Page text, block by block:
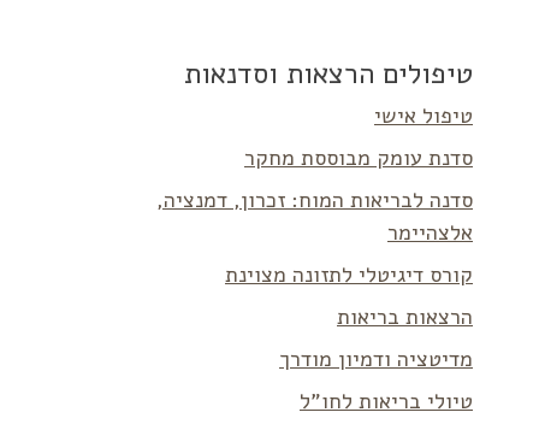
טיפולים הרצאות וסדנאות
טיפול אישי
סדנת עומק מבוססת מחקר
סדנה לבריאות המוח: זכרון, דמנציה,
אלצהיימר
קורס דיגיטלי לתזונה מצוינת
הרצאות בריאות
מדיטציה ודמיון מודרך
טיולי בריאות לחו”ל